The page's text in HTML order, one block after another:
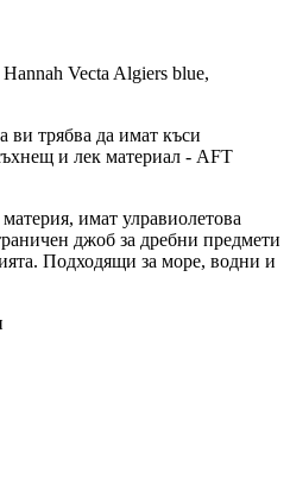
Vecta Algiers blue,
ви трябва да имат къси
и лек материал - AFT
имат улравиолетова
джоб за дребни предмети
Подходящи за море, водни и